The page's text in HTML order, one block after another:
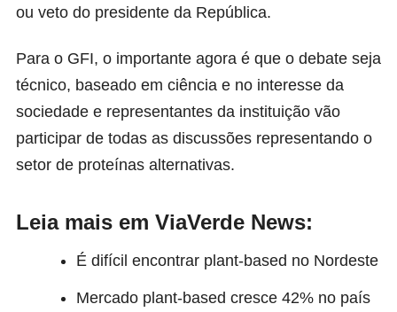
ou veto do presidente da República.
Para o GFI, o importante agora é que o debate seja
técnico, baseado em ciência e no interesse da
sociedade e representantes da instituição vão
participar de todas as discussões representando o
setor de proteínas alternativas.
Leia mais em ViaVerde News:
É difícil encontrar plant-based no Nordeste
Mercado plant-based cresce 42% no país